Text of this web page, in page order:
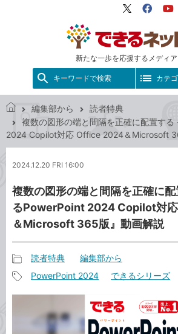
新たな一歩を応援するメディア
X（旧
キーワードで検索 カテ
で
き
ッ
編集部から
読者特典
複数の図形の端と間隔を正確に配置す
2024 Copilot対応 Office 2024＆Microsoft
2024.12.20 FRI 16:00
複数の図形の端と間隔を正確に
るPowerPoint 2024 Copilot対
＆Microsoft 365版』動画解説
事
カ
読者特典 編集部から
PowerPoint 2024 できるシリーズ